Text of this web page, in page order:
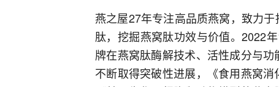
燕之屋27年专注高品质燕窝，致力
肽，挖掘燕窝肽功效与价值。2022
牌在燕窝肽酶解技术、活性成分与功
不断取得突破性进展，《食用燕窝